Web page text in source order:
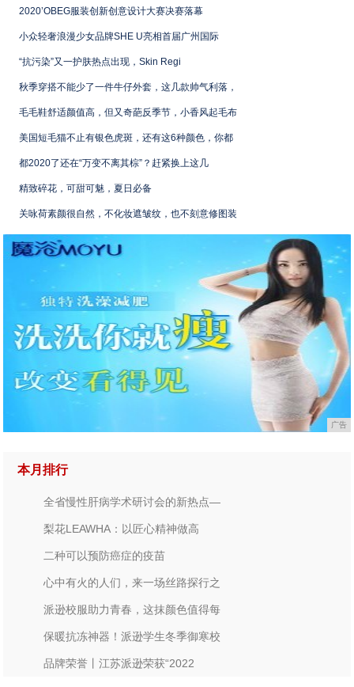
2020’OBEG服装创新创意设计大赛决赛落幕
小众轻奢浪漫少女品牌SHE U亮相首届广州国际
“抗污染”又一护肤热点出现，Skin Regi
秋季穿搭不能少了一件牛仔外套，这几款帅气利落，
毛毛鞋舒适颜值高，但又奇葩反季节，小香风起毛布
美国短毛猫不止有银色虎斑，还有这6种颜色，你都
都2020了还在“万变不离其棕”？赶紧换上这几
精致碎花，可甜可魅，夏日必备
关咏荷素颜很自然，不化妆遮皱纹，也不刻意修图装
广告
本月排行
全省慢性肝病学术研讨会的新热点—
梨花LEAWHA：以匠心精神做高
二种可以预防癌症的疫苗
心中有火的人们，来一场丝路探行之
派逊校服助力青春，这抹颜色值得每
保暖抗冻神器！派逊学生冬季御寒校
品牌荣誉丨江苏派逊荣获“2022